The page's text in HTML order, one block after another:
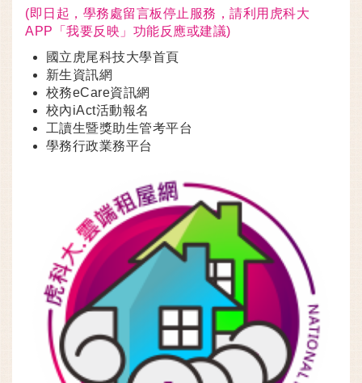
(即日起，學務處留言板停止服務，請利用虎科大
APP「我要反映」功能反應或建議)
國立虎尾科技大學首頁
新生資訊網
校務eCare資訊網
校內iAct活動報名
工讀生暨獎助生管考平台
學務行政業務平台